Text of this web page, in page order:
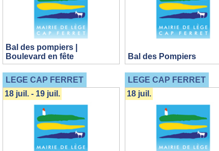
Bal des pompiers |
Boulevard en fête
Bal des Pompiers
LEGE CAP FERRET
18 juil. - 19 juil.
LEGE CAP FERRET
18 juil.